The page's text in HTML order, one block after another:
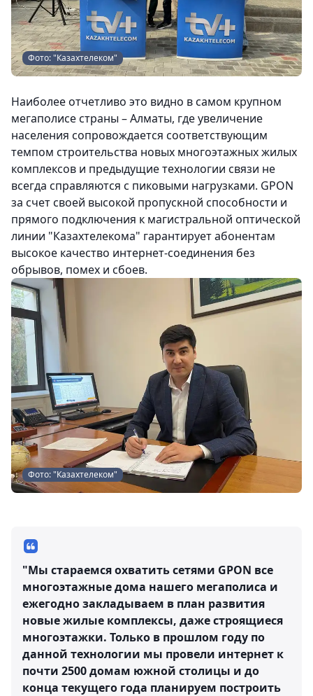
Фото: "Казахтелеком"
Наиболее отчетливо это видно в самом крупном
мегаполисе страны – Алматы, где увеличение
населения сопровождается соответствующим
темпом строительства новых многоэтажных жилых
комплексов и предыдущие технологии связи не
всегда справляются с пиковыми нагрузками. GPON
за счет своей высокой пропускной способности и
прямого подключения к магистральной оптической
линии "Казахтелекома" гарантирует абонентам
высокое качество интернет-соединения без
обрывов, помех и сбоев.
Фото: "Казахтелеком"
"Мы стараемся охватить сетями GPON все
многоэтажные дома нашего мегаполиса и
ежегодно закладываем в план развития
новые жилые комплексы, даже строящиеся
многоэтажки. Только в прошлом году по
данной технологии мы провели интернет к
почти 2500 домам южной столицы и до
конца текущего года планируем построить